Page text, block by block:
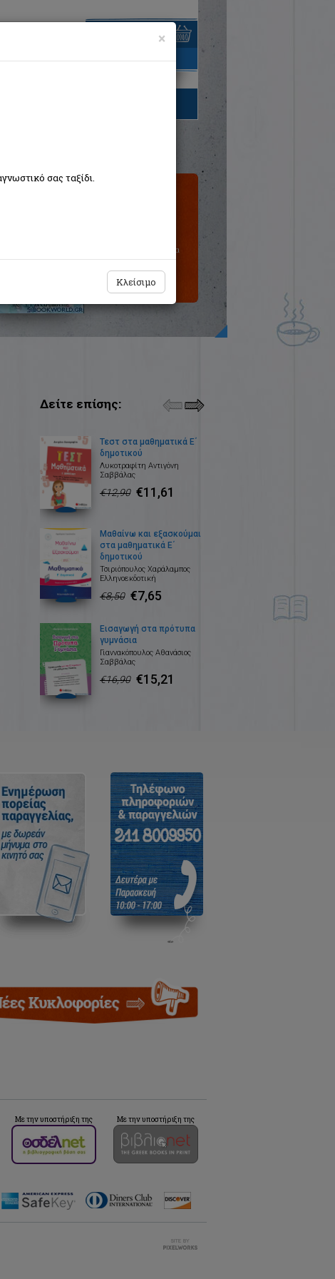
είναι άδειο
Δεν υπάρχει δυνατότητα
παραγγελίας
Δείτε επίσης:
Τεστ στα μαθηματικά Ε΄
δημοτικού
Λυκοτραφίτη Αντιγόνη
Σαββάλας
€12,90 €11,61
Μαθαίνω και εξασκούμαι
στα μαθηματικά Ε΄
δημοτικού
Τσιριόπουλος Χαράλαμπος
Ελληνοεκδοτική
€8,50 €7,65
Εισαγωγή στα πρότυπα
γυμνάσια
Γιαννακόπουλος Αθανάσιος
Σαββάλας
€16,90 €15,21
Με την υποστήριξη της Με την υποστήριξη της
×
σας ταξίδι.
Κλείσιμο